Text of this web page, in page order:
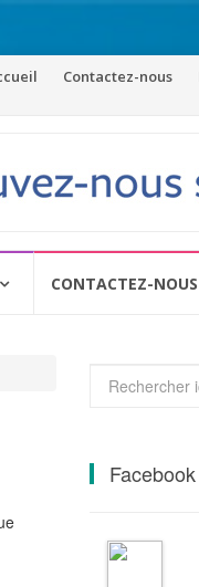
Contactez-nous
CONTACTEZ-NOUS
pour